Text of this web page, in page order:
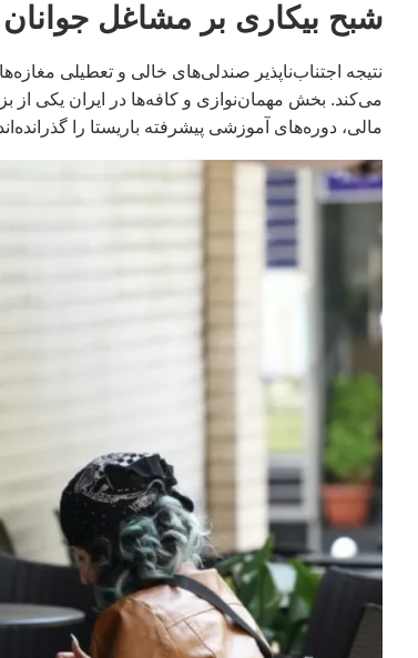
شبح بیکاری بر مشاغل
نتیجه اجتناب‌ناپذیر صندلی‌های خالی و تعطیلی
می‌کند. بخش مهمان‌نوازی و کافه‌ها در ایران یکی از
مالی، دوره‌های آموزشی پیشرفته باریستا را